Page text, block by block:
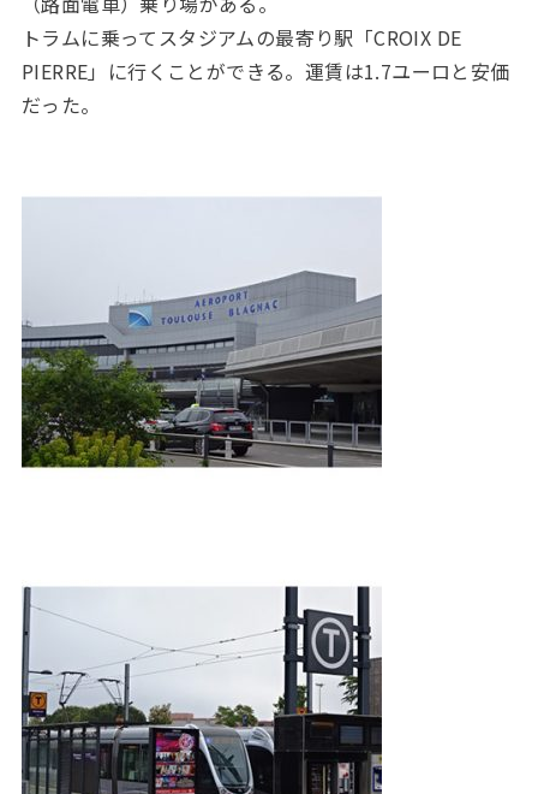
トラムに乗ってスタジアムの最寄り駅「CROIX DE
PIERRE」に行くことができる。運賃は1.7ユーロと安価
だった。